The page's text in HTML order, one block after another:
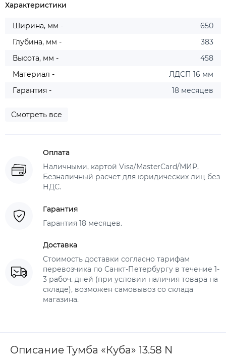
Характеристики
Ширина, мм -
650
Глубина, мм -
383
Высота, мм -
458
Материал -
ЛДСП 16 мм
Гарантия -
18 месяцев
Смотреть все
Оплата
Наличными, картой Visa/MasterCard/МИР,
Безналичный расчет для юридических лиц без
НДС.
Гарантия
Гарантия 18 месяцев.
Доставка
Стоимость доставки согласно тарифам
перевозчика по Санкт-Петербургу в течение 1-
3 рабоч. дней (при условии наличия товара на
складе), возможен самовывоз со склада
магазина.
Описание Тумба «Куба» 13.58 N